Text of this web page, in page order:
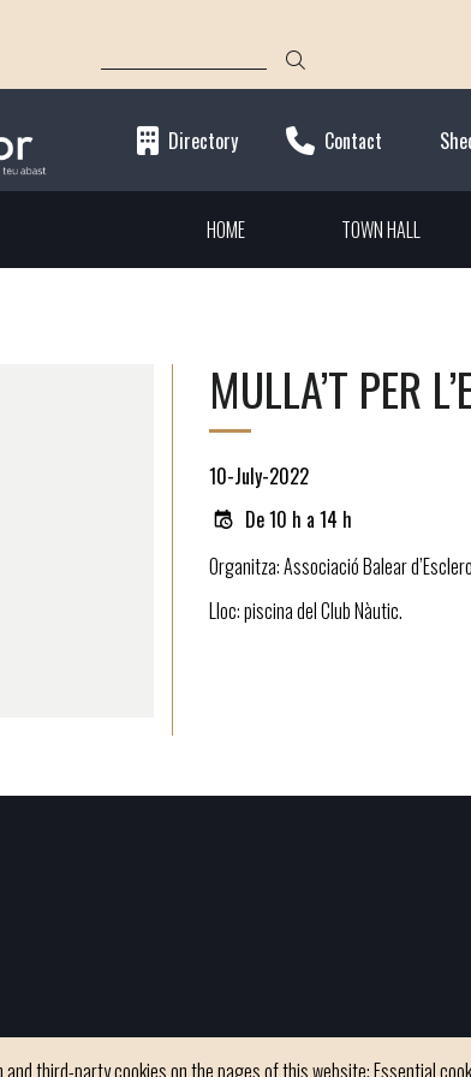
Directory Contact
HOME TOWN HALL
MULLA’T PER
10-July-2022
De 10 h a 14 h
Organitza: Associació Balear
Lloc: piscina del Club Nàutic.